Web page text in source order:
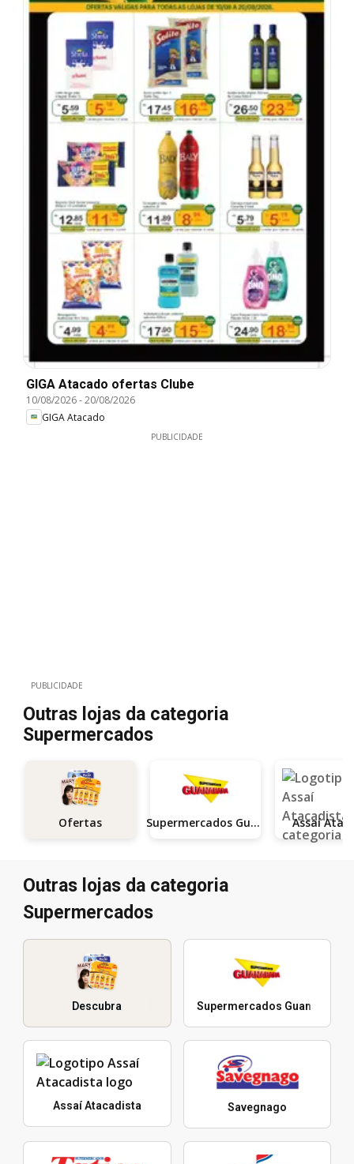
GIGA Atacado ofertas Clube
10/08/2026-20/08/2026
GIGA Atacado
PUBLICIDADE
PUBLICIDADE
Outras lojas da categoria
Supermercados
Ofertas Supermercados Guanabara
Outras lojas da categoria
Supermercados
Descubra Supermercados Guanabara
Assaí Atacadista Savegnago